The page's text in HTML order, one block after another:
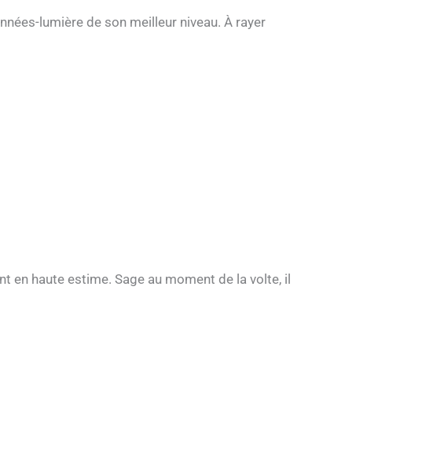
lumière de son meilleur niveau. À rayer
en haute estime. Sage au moment de la volte, il